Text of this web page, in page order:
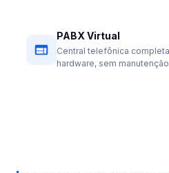
PABX Virtual
Central telefônica
hardware, sem manutenção